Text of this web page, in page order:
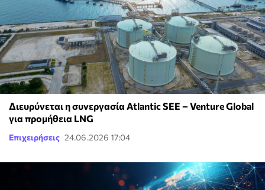
Διευρύνεται η συνεργασία Atlantic SEE – Venture Global
για προμήθεια LNG
Επιχειρήσεις 24.06.2026 17:04